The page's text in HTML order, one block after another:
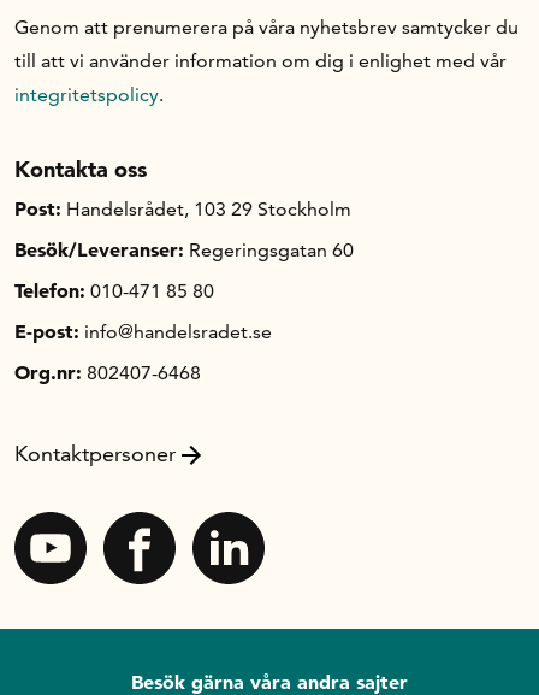
Genom att prenumerera på våra nyhetsbrev samtycker du
till att vi använder information om dig i enlighet med vår
integritetspolicy.
Kontakta oss
Post: Handelsrådet, 103 29 Stockholm
Besök/Leveranser: Regeringsgatan 60
Telefon: 010-471 85 80
E-post: info@handelsradet.se
Org.nr: 802407-6468
Kontaktpersoner
Besök gärna våra andra sajter